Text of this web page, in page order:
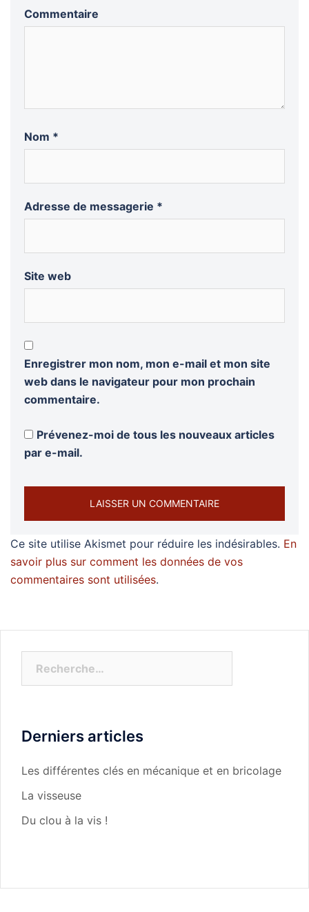
Commentaire
Nom *
Adresse de messagerie *
Site web
Enregistrer mon nom, mon e-mail et mon site
web dans le navigateur pour mon prochain
commentaire.
Prévenez-moi de tous les nouveaux articles
par e-mail.
Ce site utilise Akismet pour réduire les indésirables. En
savoir plus sur comment les données de vos
commentaires sont utilisées.
Derniers articles
Les différentes clés en mécanique et en bricolage
La visseuse
Du clou à la vis !